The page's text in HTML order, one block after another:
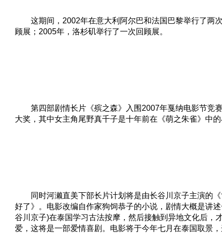
这期间，2002年在意大利阿尔巴和法国巴黎举行了两
顾展；2005年，洛杉矶举行了一次回顾展。
第四部剧情长片《殡之森》入围2007年戛纳电影节竞
大奖，其中女主角尾野真千子是十年前在《萌之朱雀》中
同时河濑直美下部长片计划将是由长谷川京子主演的《
好了》。电影改编自作家狗饲恭子的小说，剧情大概是讲
谷川京子)在泰国学习古法按摩，然后接触到异地文化后，
爱，这将是一部爱情喜剧。电影将于今年七月在泰国取景